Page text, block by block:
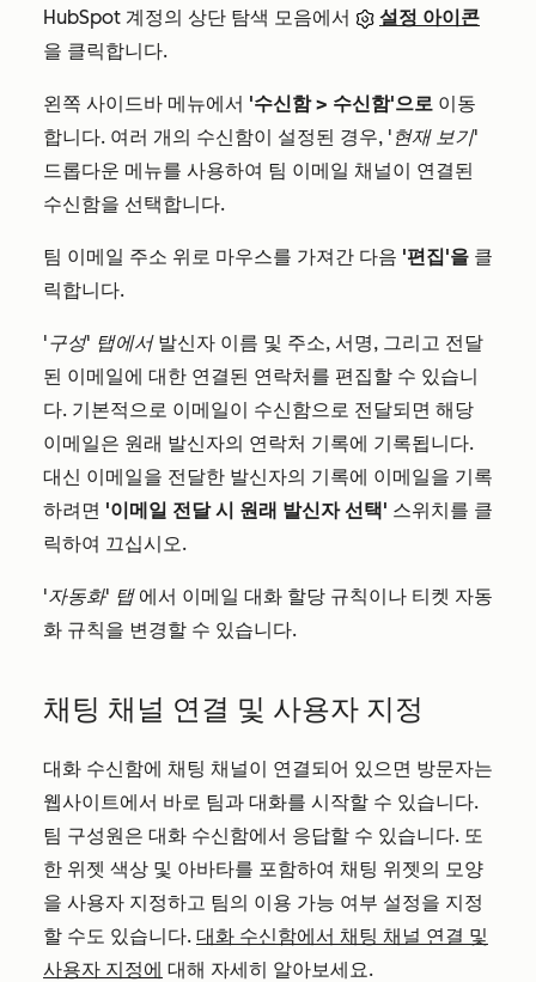
HubSpot 계정의 상단 탐색 모음에서
설정 아이콘
을 클릭합니다.
왼쪽 사이드바 메뉴에서 '수신함 > 수신함'으로 이동
합니다. 여러 개의 수신함이 설정된 경우, '현재 보기'
드롭다운 메뉴를 사용하여 팀 이메일 채널이 연결된
수신함을 선택합니다.
팀 이메일 주소 위로 마우스를 가져간 다음 '편집'을 클
릭합니다.
'구성' 탭에서 발신자 이름 및 주소, 서명, 그리고 전달
된 이메일에 대한 연결된 연락처를 편집할 수 있습니
다. 기본적으로 이메일이 수신함으로 전달되면 해당
이메일은 원래 발신자의 연락처 기록에 기록됩니다.
대신 이메일을 전달한 발신자의 기록에 이메일을 기록
하려면 '이메일 전달 시 원래 발신자 선택' 스위치를 클
릭하여 끄십시오.
'자동화' 탭 에서 이메일 대화 할당 규칙이나 티켓 자동
화 규칙을 변경할 수 있습니다.
채팅 채널 연결 및 사용자 지정
대화 수신함에 채팅 채널이 연결되어 있으면 방문자는
웹사이트에서 바로 팀과 대화를 시작할 수 있습니다.
팀 구성원은 대화 수신함에서 응답할 수 있습니다. 또
한 위젯 색상 및 아바타를 포함하여 채팅 위젯의 모양
을 사용자 지정하고 팀의 이용 가능 여부 설정을 지정
할 수도 있습니다. 대화 수신함에서 채팅 채널 연결 및
사용자 지정에 대해 자세히 알아보세요.